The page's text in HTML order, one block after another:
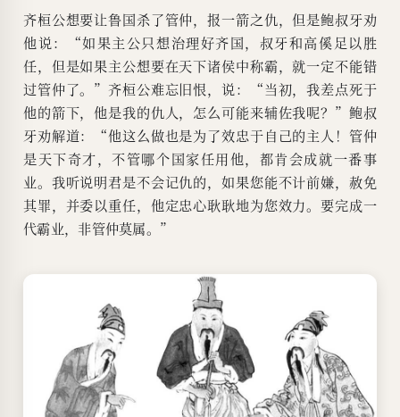
齐桓公想要让鲁国杀了管仲，报一箭之仇，但是鲍叔牙劝
他说：“如果主公只想治理好齐国，叔牙和高傒足以胜
任，但是如果主公想要在天下诸侯中称霸，就一定不能错
过管仲了。”齐桓公难忘旧恨，说：“当初，我差点死于
他的箭下，他是我的仇人，怎么可能来辅佐我呢？”鲍叔
牙劝解道：“他这么做也是为了效忠于自己的主人！管仲
是天下奇才，不管哪个国家任用他，都肯会成就一番事
业。我听说明君是不会记仇的，如果您能不计前嫌，赦免
其罪，并委以重任，他定忠心耿耿地为您效力。要完成一
代霸业，非管仲莫属。”